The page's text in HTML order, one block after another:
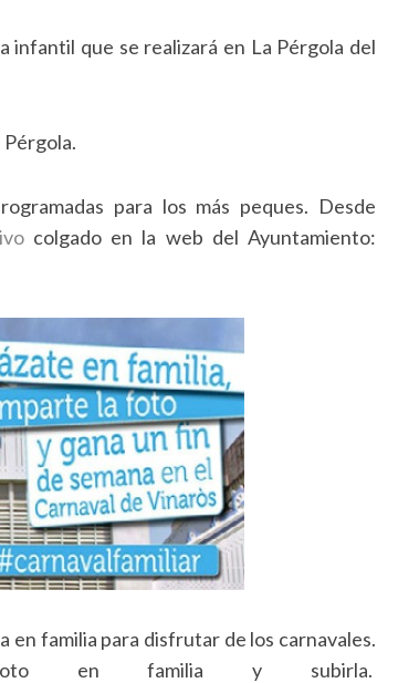
infantil que se realizará en La Pérgola del
Pérgola.
para los más peques. Desde
colgado en la web del Ayuntamiento:
en familia para disfrutar de los carnavales.
en familia y subirla.